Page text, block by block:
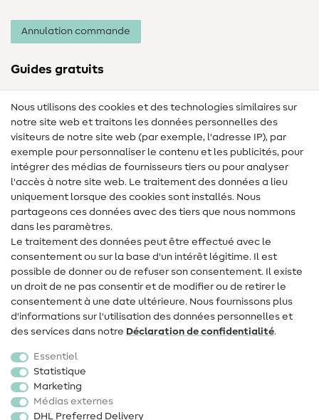
Annulation commande
Guides gratuits
Lexique de couture
Tutos de couture
Aide & contact
Contact
Changement de propriétaire
FAQ
Droit de rétractation
Populaire
Accessoires de couture
Promotions
Nous utilisons des cookies et des technologies similaires sur
notre site web et traitons les données personnelles des
visiteurs de notre site web (par exemple, l'adresse IP), par
exemple pour personnaliser le contenu et les publicités, pour
intégrer des médias de fournisseurs tiers ou pour analyser
l'accès à notre site web. Le traitement des données a lieu
uniquement lorsque des cookies sont installés. Nous
partageons ces données avec des tiers que nous nommons
dans les paramètres.
Le traitement des données peut être effectué avec le
consentement ou sur la base d'un intérêt légitime. Il est
possible de donner ou de refuser son consentement. Il existe
un droit de ne pas consentir et de modifier ou de retirer le
consentement à une date ultérieure. Nous fournissons plus
d'informations sur l'utilisation des données personnelles et
des services dans notre Déclaration de confidentialité.
Essentiel
Statistique
Marketing
Médias externes
DHL Preferred Delivery